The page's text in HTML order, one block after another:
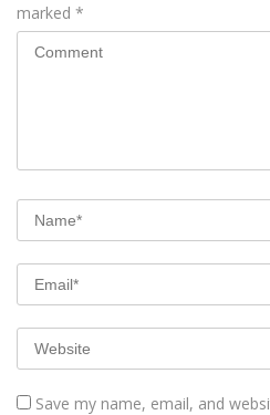
marked *
Save my name, email, and